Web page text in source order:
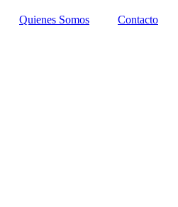
Quienes Somos Contacto